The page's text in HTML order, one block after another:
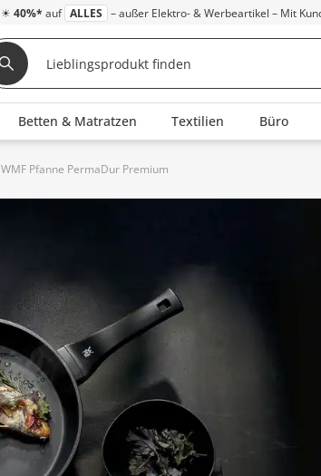
☀ 40%* auf ALLES – außer Elektro- & Werbeartikel – Mit
Betten & Matratzen Textilien Büro
WMF Pfanne PermaDur Premium